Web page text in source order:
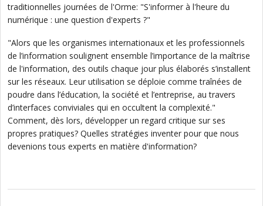
traditionnelles journées de l'Orme: "S'informer à l'heure du
numérique : une question d'experts ?"
"Alors que les organismes internationaux et les professionnels
de l’information soulignent ensemble l’importance de la maîtrise
de l'information, des outils chaque jour plus élaborés s’installent
sur les réseaux. Leur utilisation se déploie comme traînées de
poudre dans l’éducation, la société et l’entreprise, au travers
d’interfaces conviviales qui en occultent la complexité."
Comment, dès lors, développer un regard critique sur ses
propres pratiques? Quelles stratégies inventer pour que nous
devenions tous experts en matière d'information?